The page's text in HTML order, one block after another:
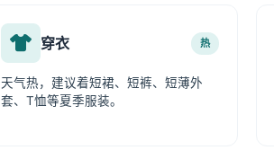
穿衣 热
天气热，建议着短裙、短裤、短薄外
套、T恤等夏季服装。